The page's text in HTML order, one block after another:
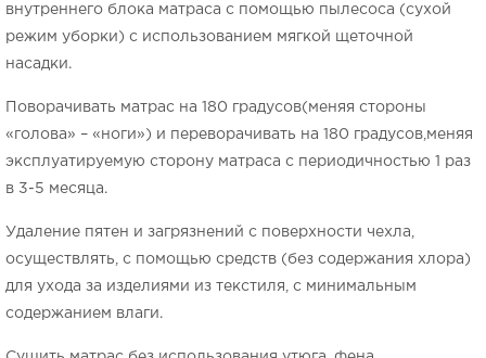
внутреннего блока матраса с помощью пылесоса (сухой
режим уборки) с использованием мягкой щеточной
насадки.
Поворачивать матрас на 180 градусов(меняя стороны
«голова» – «ноги») и переворачивать на 180 градусов,меняя
эксплуатируемую сторону матраса с периодичностью 1 раз
в 3-5 месяца.
Удаление пятен и загрязнений с поверхности чехла,
осуществлять, с помощью средств (без содержания хлора)
для ухода за изделиями из текстиля, с минимальным
содержанием влаги.